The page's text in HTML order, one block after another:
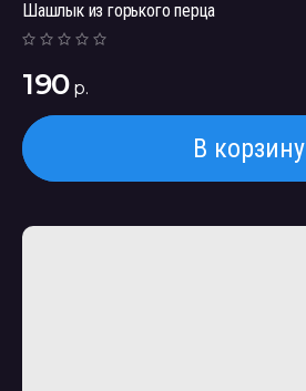
Шашлык из горького перца
190р.
В корзину